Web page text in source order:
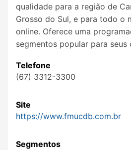
qualidade para a região de
Grosso do Sul, e para todo o
online. Oferece uma
segmentos popular para seus
Telefone
(67) 3312-3300
Site
https://www.fmucdb.com.br
Segmentos